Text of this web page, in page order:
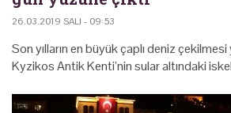
26.03.2019 SALI - 09:53
Son yılların en büyük çaplı deniz
Kyzikos Antik Kenti’nin sular altındaki